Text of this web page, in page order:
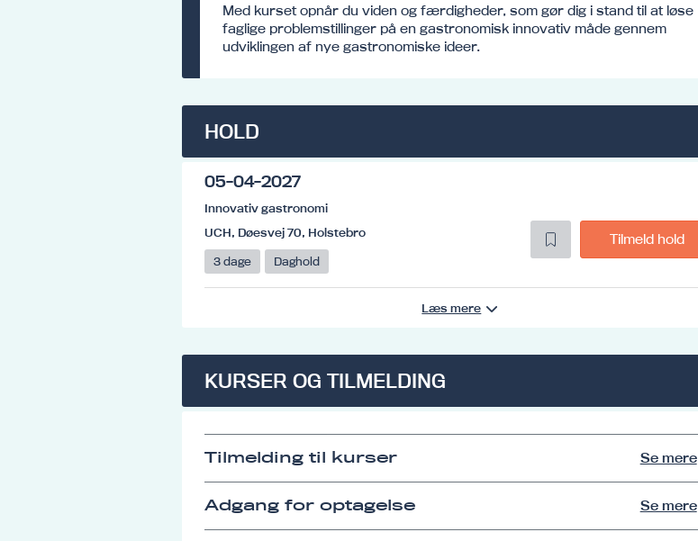
Med kurset opnår du viden og færdigheder, som gør dig i stand til at løse
faglige problemstillinger på en gastronomisk innovativ måde gennem
udviklingen af nye gastronomiske ideer.
HOLD
05-04-2027
Innovativ gastronomi
UCH, Døesvej 70, Holstebro
3 dage
Daghold
Tilmeld hold
Læs mere
KURSER OG TILMELDING
Tilmelding til kurser Se mere
Adgang for optagelse Se mere